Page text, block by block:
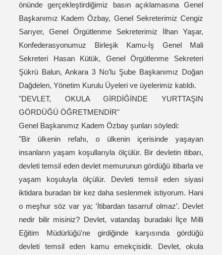
önünde gerçekleştirdiğimiz basın açıklamasına Genel
Başkanımız Kadem Özbay, Genel Sekreterimiz Cengiz
Sarıyer, Genel Örgütlenme Sekreterimiz İlhan Yaşar,
Konfederasyonumuz Birleşik Kamu-İş Genel Mali
Sekreteri Hasan Kütük, Genel Örgütlenme Sekreteri
Şükrü Balun, Ankara 3 No’lu Şube Başkanımız Doğan
Dağdelen, Yönetim Kurulu Üyeleri ve üyelerimiz katıldı.
"DEVLET, OKULA GİRDİĞİNDE YURTTAŞIN
GÖRDÜĞÜ ÖĞRETMENDİR"
Genel Başkanımız Kadem Özbay şunları söyledi:
"Bir ülkenin refahı, o ülkenin içerisinde yaşayan
insanların yaşam koşullarıyla ölçülür. Bir devletin itibarı,
devleti temsil eden devlet memurunun gördüğü itibarla ve
yaşam koşuluyla ölçülür. Devleti temsil eden siyasi
iktidara buradan bir kez daha seslenmek istiyorum. Hani
o meşhur söz var ya; 'İtibardan tasarruf olmaz’. Devlet
nedir bilir misiniz? Devlet, vatandaş buradaki İlçe Milli
Eğitim Müdürlüğü'ne girdiğinde karşısında gördüğü
devleti temsil eden kamu emekçisidir. Devlet, okula